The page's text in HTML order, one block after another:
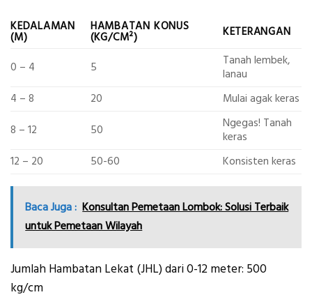
KEDALAMAN
(M)
HAMBATAN KONUS
(KG/CM²) KETERANGAN
0 – 4 5
Tanah lembek,
lanau
4 – 8
20 Mulai agak keras
8 – 12 50
Ngegas! Tanah
keras
12 – 20
50-60 Konsisten keras
Baca Juga : Konsultan Pemetaan Lombok: Solusi Terbaik
untuk Pemetaan Wilayah
Jumlah Hambatan Lekat (JHL) dari 0-12 meter: 500
kg/cm